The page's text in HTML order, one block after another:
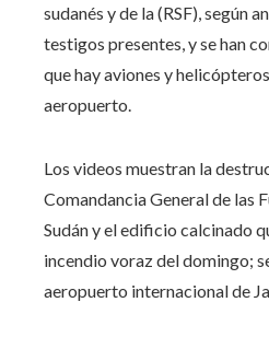
sudanés y de la (RSF), según
testigos presentes, y se han
que hay aviones y
aeropuerto.
Los videos muestran la
Comandancia General de las
Sudán y el edificio calcinado
incendio voraz del domingo;
aeropuerto internacional de